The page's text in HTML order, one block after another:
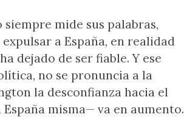
mide sus palabras,
a España, en realidad
dejado de ser fiable. Y ese
no se pronuncia a la
la desconfianza hacia el
misma— va en aumento.